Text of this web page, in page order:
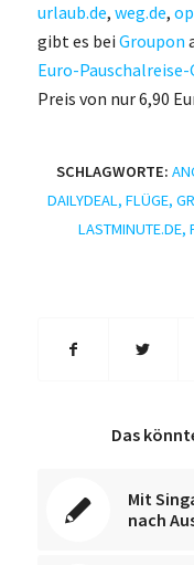
urlaub.de, weg.de,
gibt es bei Groupon
Euro-
Preis von nur 6,90
SCHLAGWORTE:
DAILYDEAL,FLÜGE,
LASTMINUTE.DE,
Das
Mit
nach